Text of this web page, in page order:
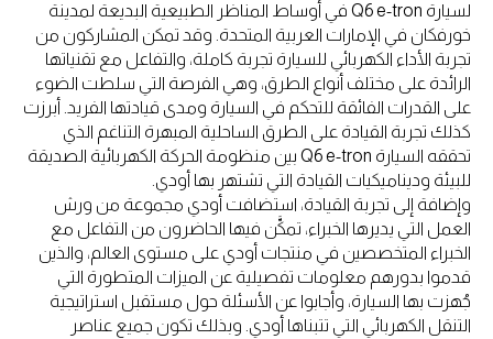
لسيارة Q6 e-tron في أوساط المناظر الطبيعية البديعة لمدينة
خورفكان في الإمارات العربية المتحدة. وقد تمكن المشاركون من
تجربة الأداء الكهربائي للسيارة تجربة كاملة، والتفاعل مع تقنياتها
الرائدة على مختلف أنواع الطرق، وهي الفرصة التي سلطت الضوء
على القدرات الفائقة للتحكم في السيارة ومدى قيادتها الفريد. أبرزت
كذلك تجربة القيادة على الطرق الساحلية المبهرة التناغم الذي
تحققه السيارة Q6 e-tron بين منظومة الحركة الكهربائية الصديقة
للبيئة وديناميكيات القيادة التي تشتهر بها أودي.
وإضافة إلى تجربة القيادة، استضافت أودي مجموعة من ورش
العمل التي يديرها الخبراء، تمكَّن فيها الحاضرون من التفاعل مع
الخبراء المتخصصين في منتجات أودي على مستوى العالم، والذين
قدموا بدورهم معلومات تفصيلية عن الميزات المتطورة التي
جُهزت بها السيارة، وأجابوا عن الأسئلة حول مستقبل استراتيجية
التنقل الكهربائي التي تتبناها أودي. وبذلك تكون جميع عناصر